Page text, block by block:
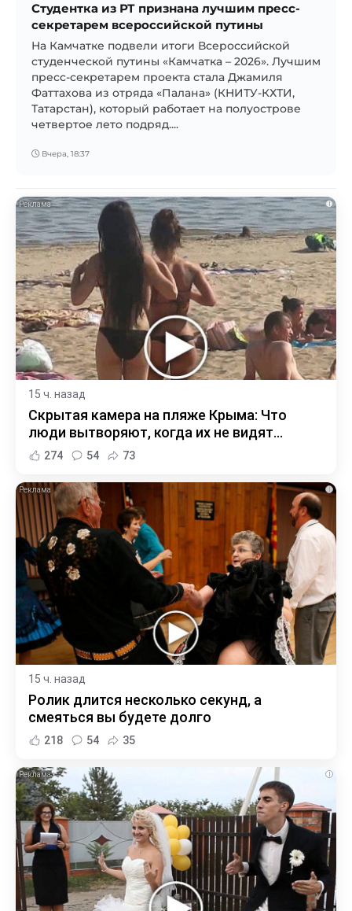
Студентка из РТ признана лучшим пресс-
секретарем всероссийской путины
На Камчатке подвели итоги Всероссийской
студенческой путины «Камчатка – 2026». Лучшим
пресс-секретарем проекта стала Джамиля
Фаттахова из отряда «Палана» (КНИТУ-КХТИ,
Татарстан), который работает на полуострове
четвертое лето подряд....
Вчера, 18:37
i
15 ч. назад
Скрытая камера на пляже Крыма: Что
люди вытворяют, когда их не видят...
274 54 73
i
15 ч. назад
Ролик длится несколько секунд, а
смеяться вы будете долго
218 54 35
i